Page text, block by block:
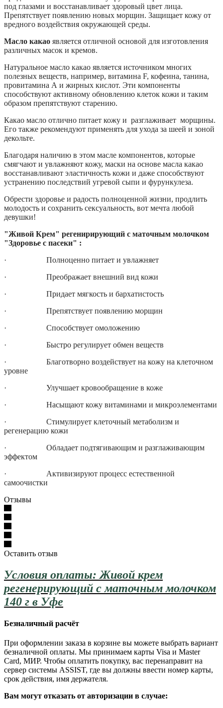
под глазами и восстанавливает здоровый цвет лица.
Препятствует появлению новых морщин. Защищает кожу от
вредного воздействия окружающей среды.
Масло какао является отличной основой для изготовления
различных масок и кремов.
Натуральное масло какао является источником многих
полезных веществ, например, витамина F, кофеина, танина,
провитамина А и жирных кислот. Эти компоненты
способствуют активному обновлению клеток кожи и таким
образом препятствуют старению.
Какао масло отлично питает кожу и разглаживает морщины.
Его также рекомендуют применять для ухода за шеей и зоной
декольте.
Благодаря наличию в этом масле компонентов, которые
смягчают и увлажняют кожу, маски на основе масла какао
восстанавливают эластичность кожи и даже способствуют
устранению последствий угревой сыпи и фурункулеза.
Обрести здоровье и радость полноценной жизни, продлить
молодость и сохранить сексуальность, вот мечта любой
девушки!
"Живой Крем" регенирирующий с маточным молочком
"Здоровье с пасеки" :
· Полноценно питает и увлажняет
· Преображает внешний вид кожи
· Придает мягкость и бархатистость
· Препятствует появлению морщин
· Способствует омоложению
· Быстро регулирует обмен веществ
· Благотворно воздействует на кожу на клеточном
уровне
· Улучшает кровообращение в коже
· Насыщают кожу витаминами и микроэлементами
· Стимулирует клеточный метаболизм и
регенерацию кожи
· Обладает подтягивающим и разглаживающим
эффектом
· Активизируют процесс естественной
самоочистки
Отзывы
Оставить отзыв
Условия оплаты: Живой крем
регенерирующий с маточным молочком
140 г в Уфе
Безналичный расчёт
При оформлении заказа в корзине вы можете выбрать вариант
безналичной оплаты. Мы принимаем карты Visa и Master
Card, МИР. Чтобы оплатить покупку, вас перенаправит на
сервер системы ASSIST, где вы должны ввести номер карты,
срок действия, имя держателя.
Вам могут отказать от авторизации в случае: